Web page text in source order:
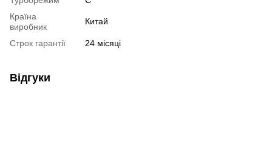
Країна
виробник
Китай
Строк гарантії 24 місяці
Відгуки